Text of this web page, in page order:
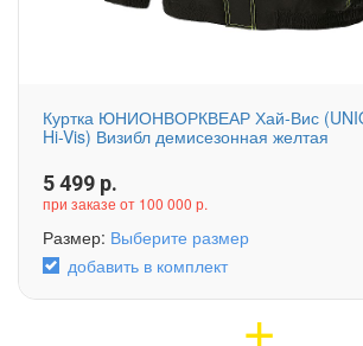
Куртка ЮНИОНВОРКВЕАР Хай-Вис
Hi-Vis) Визибл демисезонная желтая
5 499 р.
при заказе от 100 000 р.
Размер: Выберите размер
добавить в комплект